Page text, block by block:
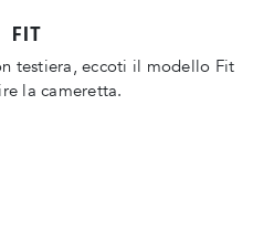
FIT
testiera, eccoti il modello Fit
la cameretta.